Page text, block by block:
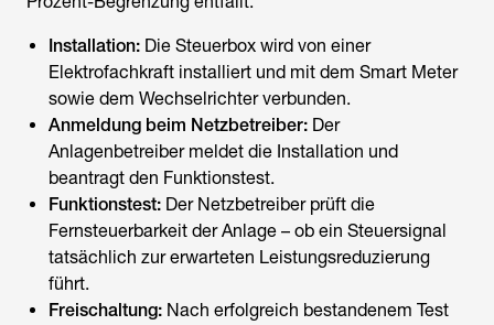
Installation: Die Steuerbox wird von einer
Elektrofachkraft installiert und mit dem Smart Meter
sowie dem Wechselrichter verbunden.
Anmeldung beim Netzbetreiber: Der
Anlagenbetreiber meldet die Installation und
beantragt den Funktionstest.
Funktionstest: Der Netzbetreiber prüft die
Fernsteuerbarkeit der Anlage – ob ein Steuersignal
tatsächlich zur erwarteten Leistungsreduzierung
führt.
Freischaltung: Nach erfolgreich bestandenem Test